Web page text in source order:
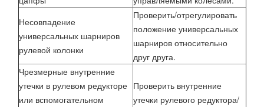
Несовпадение
универсальных шарниров
рулевой колонки
Проверить/отрегулировать
положение универсальных
шарниров относительно
друг друга.
Чрезмерные внутренние
утечки в рулевом редукторе
или вспомогательном
Проверить внутренние
утечки рулевого редуктора/